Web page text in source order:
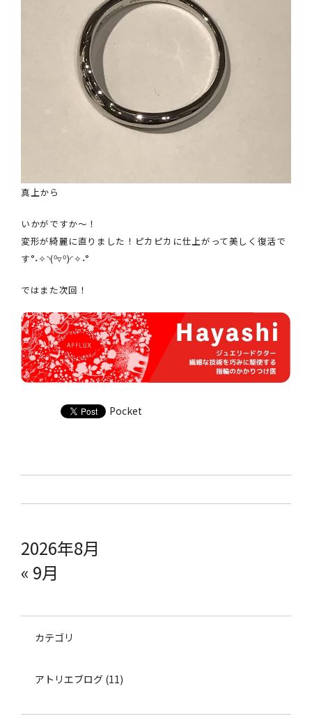
真上から
いかがですか～！
変形が綺麗に直りました！ピカピカに仕上がって美しく復活で
す°˖✧◝(⁰▿⁰)◜✧˖°
ではまた次回！
Pocket
2026年8月
« 9月
カテゴリ
アトリエブログ (11)